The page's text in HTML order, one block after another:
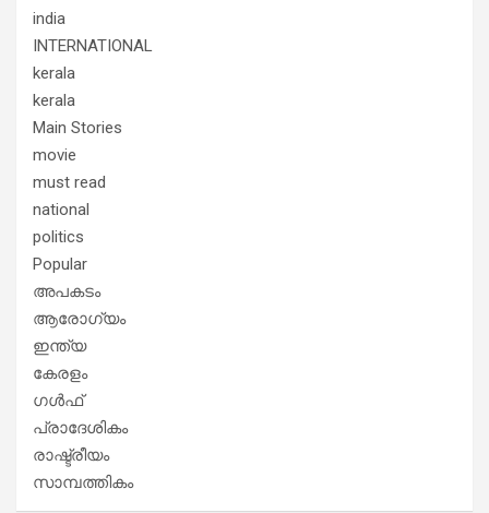
india
INTERNATIONAL
kerala
kerala
Main Stories
movie
must read
national
politics
Popular
അപകടം
ആരോഗ്യം
ഇന്ത്യ
കേരളം
ഗൾഫ്
പ്രാദേശികം
രാഷ്ട്രീയം
സാമ്പത്തികം